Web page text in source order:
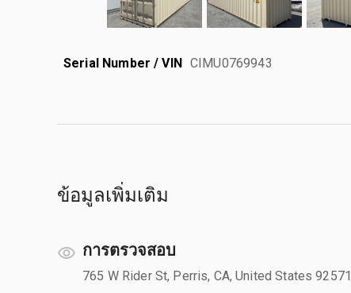
Serial Number / VIN CIMU0769943
ข้อมูลเพิ่มเติม
การตรวจสอบ
765 W Rider St, Perris, CA, United States 92571